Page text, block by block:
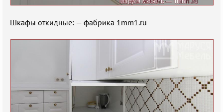
Шкафы откидные: — фабрика 1mm1.ru